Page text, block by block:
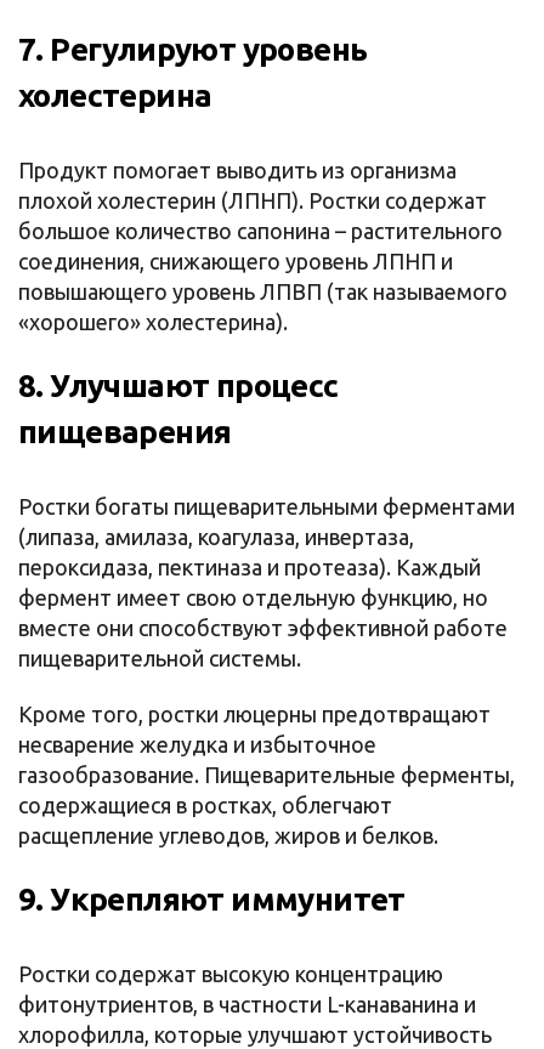
7. Регулируют уровень
холестерина
Продукт помогает выводить из организма
плохой холестерин (ЛПНП). Ростки содержат
большое количество сапонина – растительного
соединения, снижающего уровень ЛПНП и
повышающего уровень ЛПВП (так называемого
«хорошего» холестерина).
8. Улучшают процесс
пищеварения
Ростки богаты пищеварительными ферментами
(липаза, амилаза, коагулаза, инвертаза,
пероксидаза, пектиназа и протеаза). Каждый
фермент имеет свою отдельную функцию, но
вместе они способствуют эффективной работе
пищеварительной системы.
Кроме того, ростки люцерны предотвращают
несварение желудка и избыточное
газообразование. Пищеварительные ферменты,
содержащиеся в ростках, облегчают
расщепление углеводов, жиров и белков.
9. Укрепляют иммунитет
Ростки содержат высокую концентрацию
фитонутриентов, в частности L-канаванина и
хлорофилла, которые улучшают устойчивость